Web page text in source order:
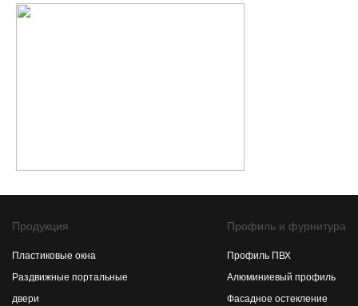
Продукция
Пластиковые окна
Раздвижные портальные
двери
Профиль и фурнитура
Профиль ПВХ
Алюминиевый профиль
Фасадное остекление